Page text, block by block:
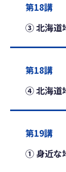
第18講
③ 北海道
第18講
④ 北海道
第19講
① 身近な